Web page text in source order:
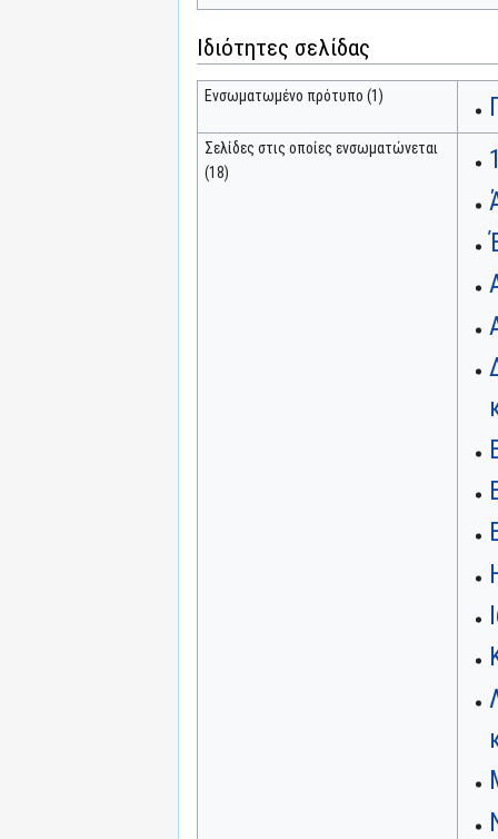
Ιδιότητες σελίδας
Ενσωματωμένο πρότυπο (1)
Σελίδες στις οποίες ενσωματώνεται
(18)